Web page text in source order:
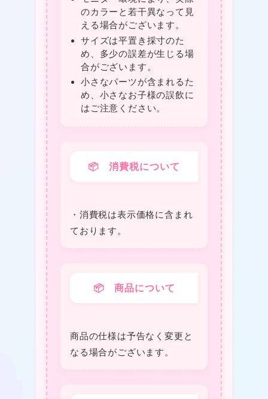
のカラーと若干異なって見
える場合がございます。
サイズは平置き採寸のた
め、多少の誤差が生じる場
合がございます。
小さなパーツが含まれるた
め、小さなお子様の誤飲に
はご注意ください。
📦 消費税について
・消費税は表⽰価格に含まれ
ております。
📦 商品について
商品の仕様は予告なく変更と
なる場合がございます。
❤